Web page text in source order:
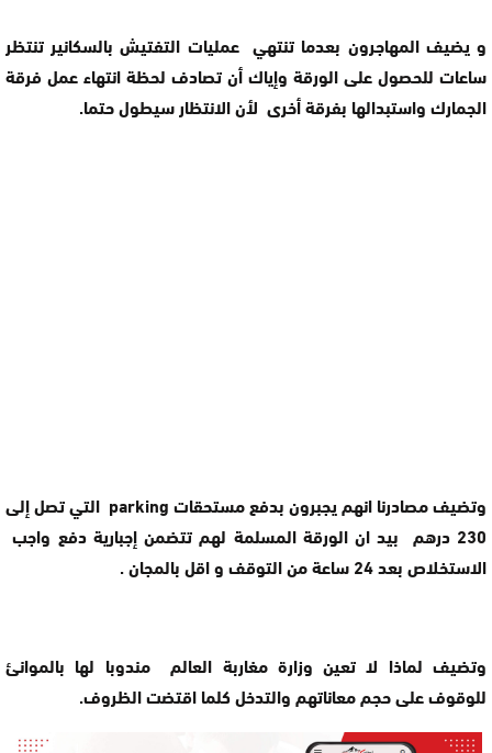
و يضيف المهاجرون بعدما تنتهي عمليات التفتيش بالسكانير تنتظر
ساعات للحصول على الورقة وإياك أن تصادف لحظة انتهاء عمل فرقة
الجمارك واستبدالها بفرقة أخرى لأن الانتظار سيطول حتما.
وتضيف مصادرنا انهم يجبرون بدفع مستحقات parking التي تصل إلى
230 درهم بيد ان الورقة المسلمة لهم تتضمن إجبارية دفع واجب
الاستخلاص بعد 24 ساعة من التوقف و اقل بالمجان .
وتضيف لماذا لا تعين وزارة مغاربة العالم مندوبا لها بالموانئ
للوقوف على حجم معاناتهم والتدخل كلما اقتضت الظروف.